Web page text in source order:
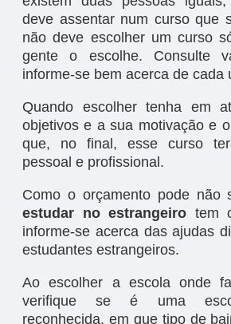
deve assentar num curso que
não deve escolher um curso
gente o escolhe. Consulte
informe-se bem acerca de cada
Quando escolher tenha em
objetivos e a sua motivação e
que, no final, esse curso
pessoal e profissional.
Como o orçamento pode não
estudar no estrangeiro tem
informe-se acerca das ajudas
estudantes estrangeiros.
Ao escolher a escola onde
verifique se é uma
reconhecida, em que tipo de